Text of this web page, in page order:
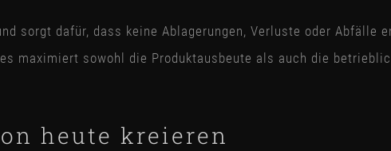
sorgt dafür, dass keine Ablagerungen, Verluste oder Abfälle
maximiert sowohl die Produktausbeute als auch die
heute kreieren